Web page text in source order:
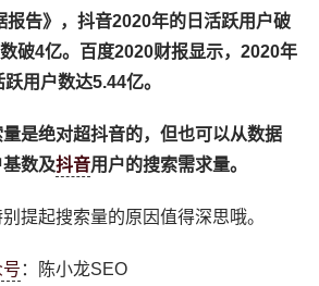
报告》，抖音2020年的日活跃用户破
破4亿。百度2020财报显示，2020年
用户数达5.44亿。
是绝对超抖音的，但也可以从数据
基数及抖音用户的搜索需求量。
提起搜索量的原因值得深思哦。
：陈小龙SEO